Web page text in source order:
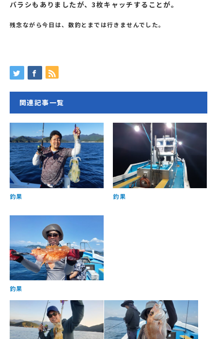
バラシもありましたが、3枚キャッチすることが。
残念ながら今日は、数釣とまでは行きませんでした。
関連記事一覧
釣果 釣果
釣果